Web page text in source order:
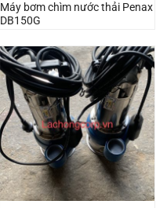
Máy bơm chìm nước thải Penax
DB150G